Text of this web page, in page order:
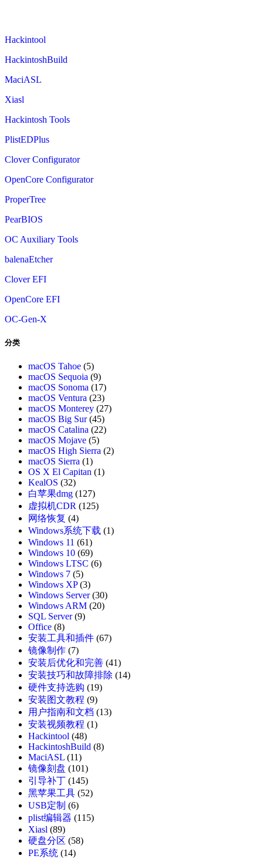
Hackintool
HackintoshBuild
MaciASL
Xiasl
Hackintosh Tools
PlistEDPlus
Clover Configurator
OpenCore Configurator
ProperTree
PearBIOS
OC Auxiliary Tools
balenaEtcher
Clover EFI
OpenCore EFI
OC-Gen-X
分类
macOS Tahoe (5)
macOS Sequoia (9)
macOS Sonoma (17)
macOS Ventura (23)
macOS Monterey (27)
macOS Big Sur(45)
macOS Catalina (22)
macOS Mojave (5)
macOS High Sierra (2)
macOS Sierra (1)
OS X El Capitan (1)
KealOS (32)
白苹果dmg (127)
虚拟机CDR (125)
网络恢复 (4)
Windows系统下载 (1)
Windows 11 (61)
Windows 10 (69)
Windows LTSC (6)
Windows 7 (5)
Windows XP(3)
Windows Server(30)
Windows ARM (20)
SQL Server(9)
Office (8)
安装工具和插件 (67)
镜像制作 (7)
安装后优化和完善 (41)
安装技巧和故障排除 (14)
硬件支持选购 (19)
安装图文教程 (9)
用户指南和文档 (13)
安装视频教程 (1)
Hackintool (48)
HackintoshBuild (8)
MaciASL (11)
镜像刻盘 (101)
引导补丁 (145)
黑苹果工具 (52)
USB定制 (6)
plist编辑器 (115)
Xiasl (89)
硬盘分区 (58)
PE系统 (14)